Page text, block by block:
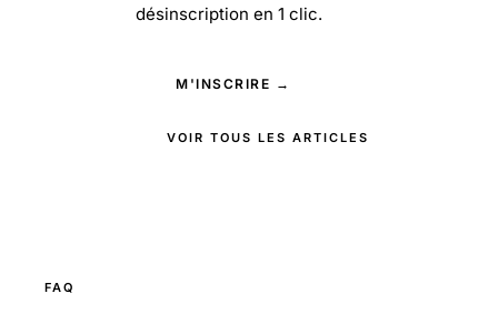
désinscription en 1 clic.
M'INSCRIRE →
VOIR TOUS LES ARTICLES
FAQ